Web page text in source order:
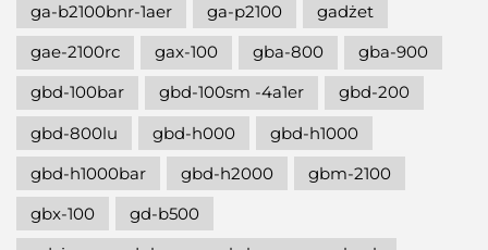
ga-b2100bnr-1aer
ga-p2100
gadżet
gae-2100rc
gax-100 gba-800
gba-900
gbd-100bar
gbd-100sm -4a1er
gbd-200
gbd-800lu
gbd-h000
gbd-h1000
gbd-h1000bar
gbd-h2000
gbm-2100
gbx-100
gd-b500